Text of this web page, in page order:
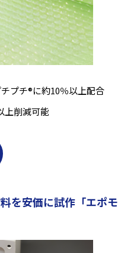
プチ®に約10％以上配合
上削減可能
を安価に試作 「エポモ